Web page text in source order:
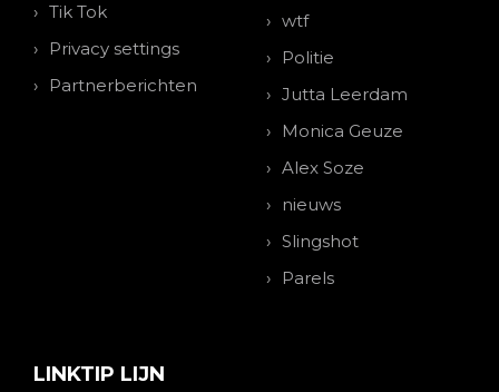
Tik Tok
Privacy settings
Partnerberichten
wtf
Politie
Jutta Leerdam
Monica Geuze
Alex Soze
nieuws
Slingshot
Parels
LINKTIP LIJN